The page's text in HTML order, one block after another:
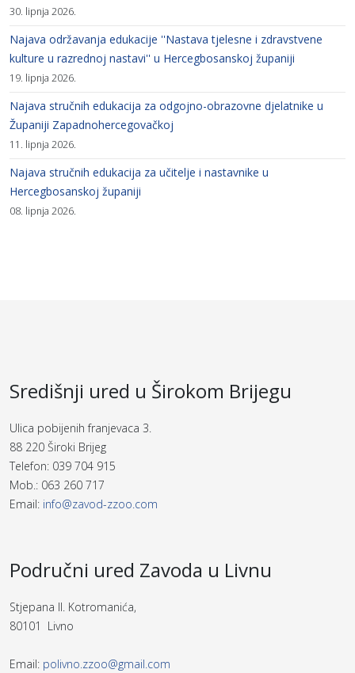
30. lipnja 2026.
Najava održavanja edukacije ''Nastava tjelesne i zdravstvene
kulture u razrednoj nastavi'' u Hercegbosanskoj županiji
19. lipnja 2026.
Najava stručnih edukacija za odgojno-obrazovne djelatnike u
Županiji Zapadnohercegovačkoj
11. lipnja 2026.
Najava stručnih edukacija za učitelje i nastavnike u
Hercegbosanskoj županiji
08. lipnja 2026.
Središnji ured u Širokom Brijegu
Ulica pobijenih franjevaca 3.
88 220 Široki Brijeg
Telefon: 039 704 915
Mob.: 063 260 717
Email: info@zavod-zzoo.com
Područni ured Zavoda u Livnu
Stjepana II. Kotromanića,
80101 Livno
Email: polivno.zzoo@gmail.com